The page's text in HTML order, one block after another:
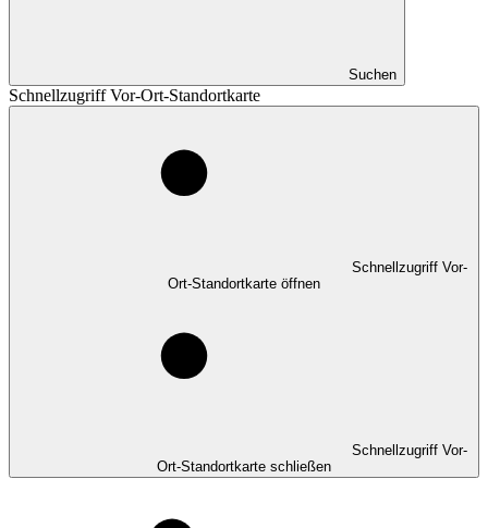
Suchen
Schnellzugriff Vor-Ort-Standortkarte
Schnellzugriff Vor-
Ort-Standortkarte öffnen
Schnellzugriff Vor-
Ort-Standortkarte schließen